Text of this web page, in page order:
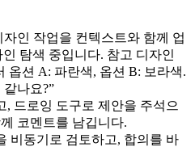
인 작업을 컨텍스트와 함께 업
탐색 중입니다. 참고 디자인
옵션 A: 파란색, 옵션 B: 보라색.
나요?”
, 드로잉 도구로 제안을 주석으
코멘트를 남깁니다.
비동기로 검토하고, 합의를 바